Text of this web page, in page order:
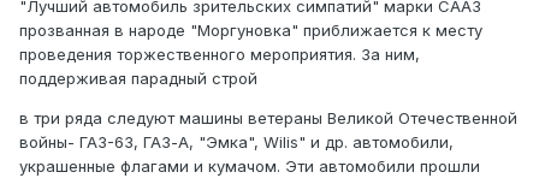
"Лучший автомобиль зрительских симпатий" марки СААЗ
прозванная в народе "Моргуновка" приближается к месту
проведения торжественного мероприятия. За ним,
поддерживая парадный строй
в три ряда следуют машины ветераны Великой Отечественной
войны- ГАЗ-63, ГАЗ-А, "Эмка", Wilis" и др. автомобили,
украшенные флагами и кумачом. Эти автомобили прошли